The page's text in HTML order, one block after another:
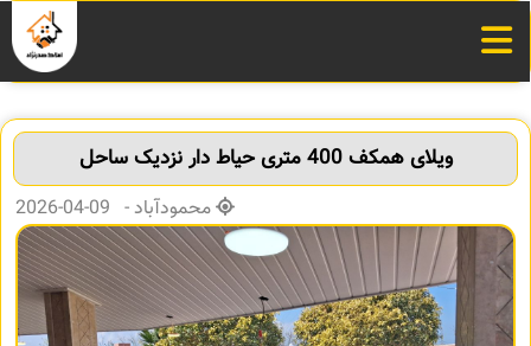
ویلای همکف 400 متری حیاط دار نزدیک ساحل
محمودآباد - 09-04-2026